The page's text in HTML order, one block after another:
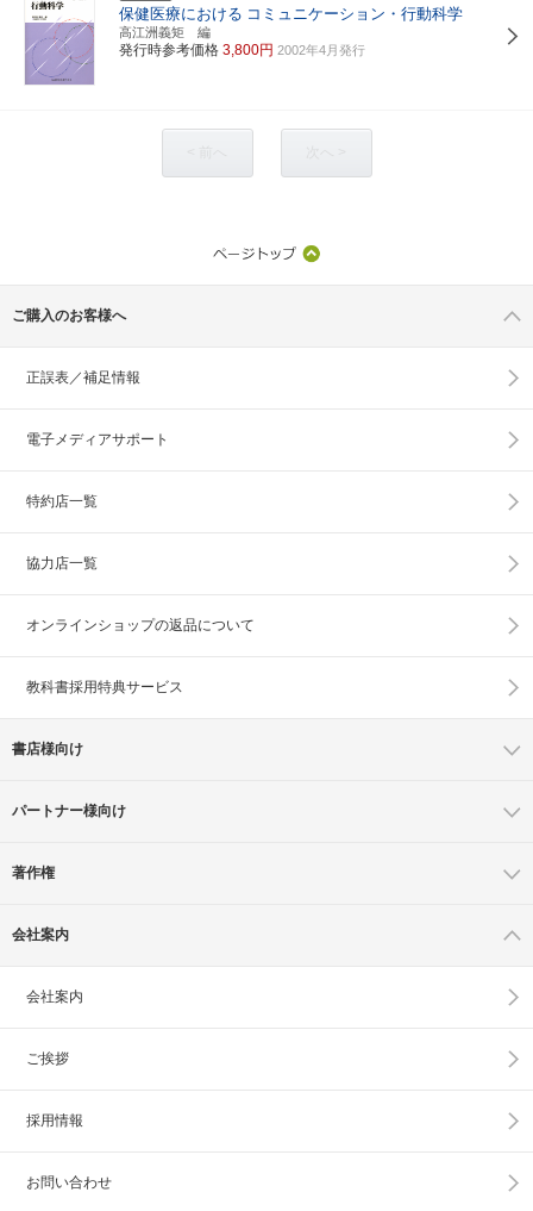
保健医療における コミュニケーション・行動科学
高江洲義矩 編
発行時参考価格 3,800円 2002年4月発行
ご購入のお客様へ
正誤表／補足情報
電子メディアサポート
特約店一覧
協力店一覧
オンラインショップの返品について
教科書採用特典サービス
書店様向け
パートナー様向け
著作権
会社案内
会社案内
ご挨拶
採用情報
お問い合わせ